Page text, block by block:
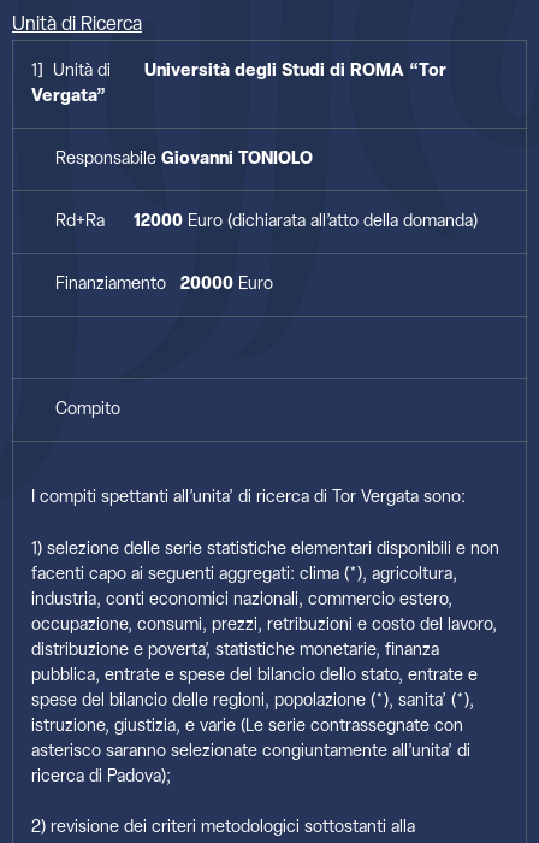
Unità di Ricerca
1] Unità di Università degli Studi di ROMA “Tor
Vergata”
Responsabile Giovanni TONIOLO
Rd+Ra 12000 Euro (dichiarata all’atto della domanda)
Finanziamento 20000 Euro
Compito
I compiti spettanti all’unita’ di ricerca di Tor Vergata sono:
1) selezione delle serie statistiche elementari disponibili e non
facenti capo ai seguenti aggregati: clima (*), agricoltura,
industria, conti economici nazionali, commercio estero,
occupazione, consumi, prezzi, retribuzioni e costo del lavoro,
distribuzione e poverta’, statistiche monetarie, finanza
pubblica, entrate e spese del bilancio dello stato, entrate e
spese del bilancio delle regioni, popolazione (*), sanita’ (*),
istruzione, giustizia, e varie (Le serie contrassegnate con
asterisco saranno selezionate congiuntamente all’unita’ di
ricerca di Padova);
2) revisione dei criteri metodologici sottostanti alla